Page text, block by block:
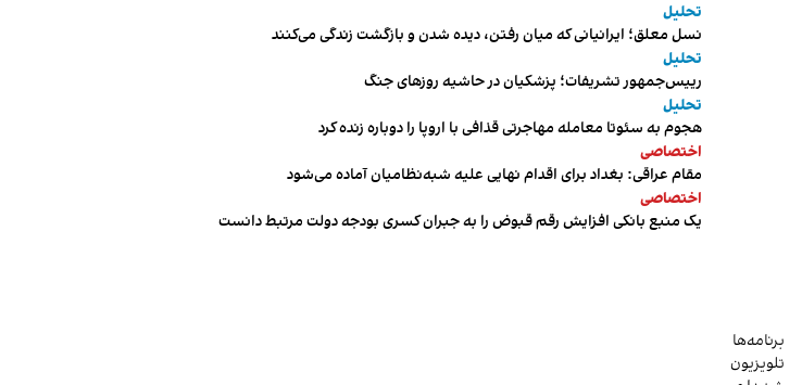
تحلیل
نسل معلق؛ ایرانیانی که میان رفتن، دیده شدن و بازگشت زندگی می‌کنند
تحلیل
رییس‌جمهور تشریفات؛ پزشکیان در حاشیه روزهای جنگ
تحلیل
هجوم به سئوتا معامله مهاجرتی قذافی با اروپا را دوباره زنده کرد
اختصاصی
مقام عراقی: بغداد برای اقدام نهایی علیه شبه‌نظامیان آماده می‌شود
اختصاصی
یک منبع بانکی افزایش رقم قبوض را به جبران کسری بودجه دولت مرتبط دانست
برنامه‌ها
تلویزیون